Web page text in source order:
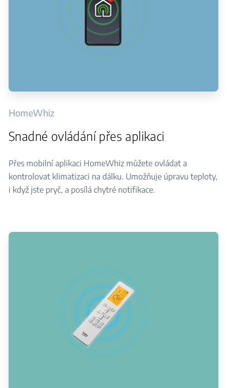
HomeWhiz
Snadné ovládání přes aplikaci
Přes mobilní aplikaci HomeWhiz můžete ovládat a
kontrolovat klimatizaci na dálku. Umožňuje úpravu teploty,
i když jste pryč, a posílá chytré notifikace.